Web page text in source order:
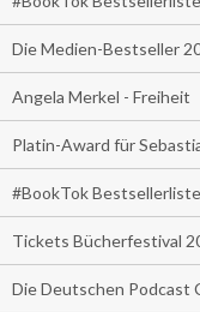
Die Medien-Bestseller
Angela Merkel - Freiheit
Platin-Award für
#BookTok
Tickets Bücherfestival
Die Deutschen Podcast